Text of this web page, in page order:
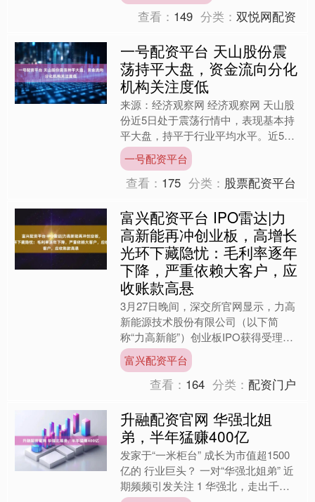
查看： 149 分类：双悦网配资
一号配资平台 天山股份震
荡持平大盘，资金流向分化
机构关注度低
来源：经济观察网 经济观察网 天山股
份近5日处于震荡行情中，表现基本持
平大盘，持平于行业平均水平。近5日
主力资金整体呈现净流出状态，净占比
远低于市场平均水平。3....
一号配资平台
查看： 175 分类： 股票配资平台
富兴配资平台 IPO雷达|力
高新能再冲创业板，高增长
光环下藏隐忧：毛利率逐年
下降，严重依赖大客户，应
收账款高悬
3月27日晚间，深交所官网显示，力高
新能源技术股份有限公司（以下简
称“力高新能”）创业板IPO获得受理。
资料显示，2023年6月，公司曾申请创
业板IPO并获受理....
富兴配资平台
查看： 164 分类：配资门户
升融配资官网 华强北姐
弟，半年猛赚400亿
发家于“一米柜台” 成长为市值超1500
亿的 行业巨头？ 一对“华强北姐弟” 近
期频频引发关注 1 华强北，走出千亿